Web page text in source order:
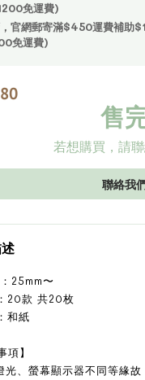
免運費)
官網郵寄滿$450運費補助
免運費)
售
若想購買，請聯
聯絡我
25mm〜
20款 共20枚
和紙
項】
光、螢幕顯示器不同等緣